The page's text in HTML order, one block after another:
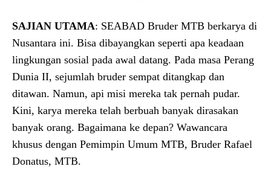
SAJIAN UTAMA: SEABAD Bruder MTB berkarya di
Nusantara ini. Bisa dibayangkan seperti apa keadaan
lingkungan sosial pada awal datang. Pada masa Perang
Dunia II, sejumlah bruder sempat ditangkap dan
ditawan. Namun, api misi mereka tak pernah pudar.
Kini, karya mereka telah berbuah banyak dirasakan
banyak orang. Bagaimana ke depan? Wawancara
khusus dengan Pemimpin Umum MTB, Bruder Rafael
Donatus, MTB.